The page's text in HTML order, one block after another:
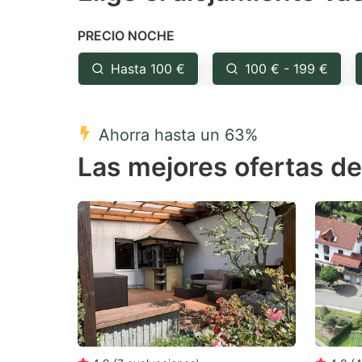
question
mark
key
get
the
keyboard
shortcuts
for
changing
dates.
the
PRECIO NOCHE
Hasta 100 € 100 € - 199 €
Ahorra hasta un 63%
Las mejores ofertas